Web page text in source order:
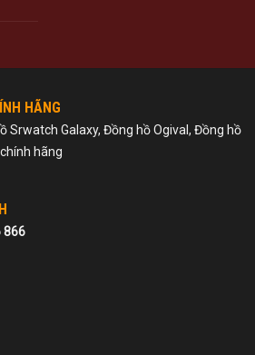
HÃNG
Srwatch Galaxy, Đồng hồ Ogival, Đồng hồ
hãng
866